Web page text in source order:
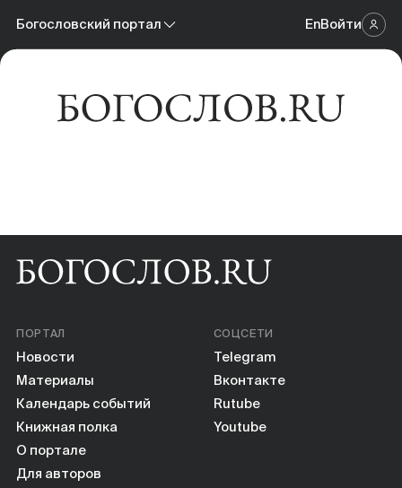
Богословский портал
Богословский портал
EnВойти
Новости
Научные инструменты
ПОРТАЛ
Новости
Материалы
Календарь событий
Книжная полка
О портале
Для авторов
СОЦСЕТИ
Telegram
Вконтакте
Rutube
Youtube